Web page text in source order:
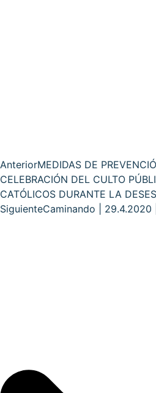
AnteriorMEDIDAS DE
CELEBRACIÓN DEL CULTO
CATÓLICOS DURANTE LA
SiguienteCaminando | 29.4.2020